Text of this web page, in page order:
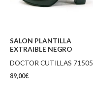
SALON PLANTILLA
EXTRAIBLE NEGRO
DOCTOR CUTILLAS 71505
89,00€